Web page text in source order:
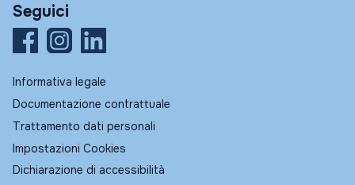
Seguici
Informativa legale
Documentazione contrattuale
Trattamento dati personali
Impostazioni Cookies
Dichiarazione di accessibilità